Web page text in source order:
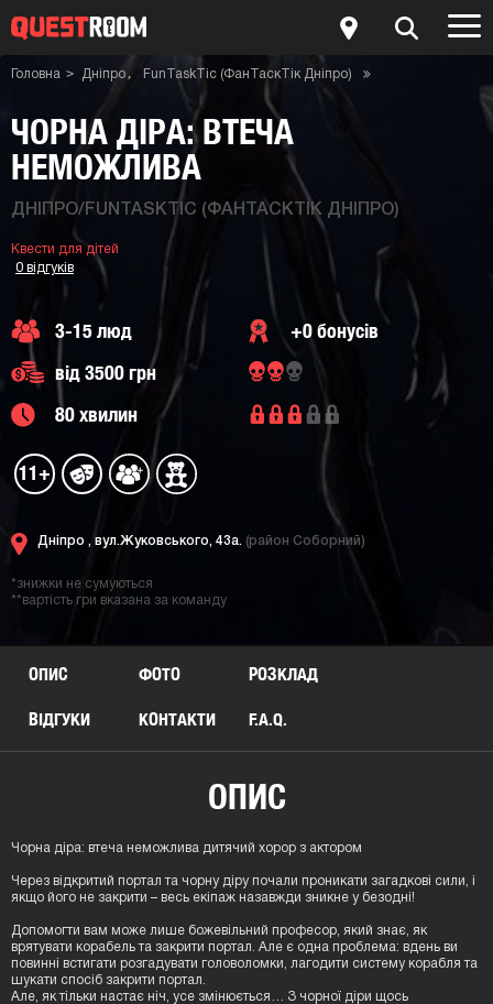
Головна Дніпро
FunTaskTic (ФанТаскТік Дніпро)
Квест-кімната Чорна діра: втеча неможлива
ЧОРНА ДІРА: ВТЕЧА
НЕМОЖЛИВА
ДНІПРО/FUNTASKTIC (ФАНТАСКТІК ДНІПРО)
Квести для дітей
0 відгуків
3-15 люд
+0 бонусів
від 3500 грн
80 хвилин
11+
Дніпро , вул.Жуковського, 43а. (район Соборний)
*знижки не сумуються
**вартість гри вказана за команду
ОПИС ФОТО РОЗКЛАД
ВІДГУКИ КОНТАКТИ F.A.Q.
ОПИС
Чорна діра: втеча неможлива дитячий хорор з актором
Через відкритий портал та чорну діру почали проникати загадкові сили, і
якщо його не закрити – весь екіпаж назавжди зникне у безодні!
Допомогти вам може лише божевільний професор, який знає, як
врятувати корабель та закрити портал. Але є одна проблема: вдень ви
повинні встигати розгадувати головоломки, лагодити систему корабля та
шукати спосіб закрити портал.
Але, як тільки настає ніч, усе змінюється… З чорної діри щось